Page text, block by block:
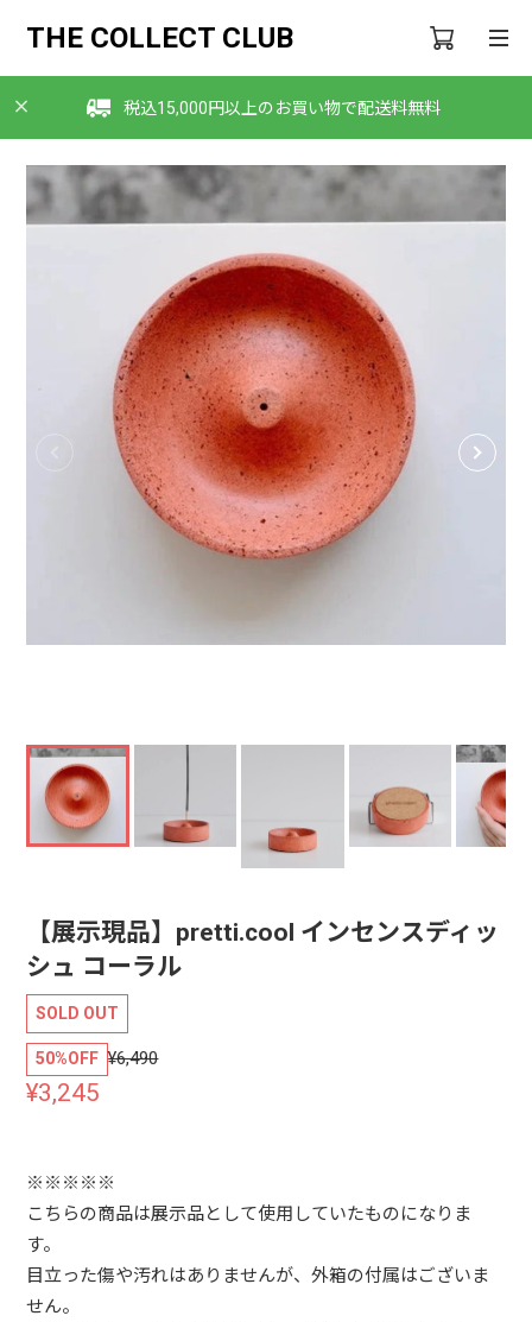
THE COLLECT CLUB
税込15,000円以上のお買い物で配送料無料
【展示現品】pretti.cool インセンスディッ
シュ コーラル
¥6,490
50%OFF
¥3,245
SOLD OUT
※※※※※
こちらの商品は展示品として使用していたものになりま
す。
目立った傷や汚れはありませんが、外箱の付属はございま
せん。